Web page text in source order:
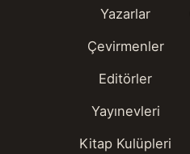
Yazarlar
Çevirmenler
Editörler
Yayınevleri
Kitap Kulüpleri